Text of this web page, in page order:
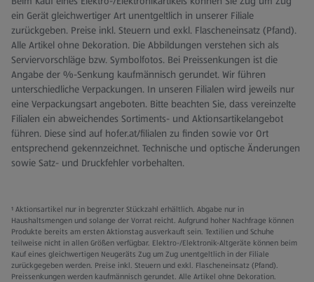
ein Gerät gleichwertiger Art unentgeltlich in unserer Filiale
zurückgeben. Preise inkl. Steuern und exkl. Flascheneinsatz (Pfand).
Alle Artikel ohne Dekoration. Die Abbildungen verstehen sich als
Serviervorschläge bzw. Symbolfotos. Bei Preissenkungen ist die
Angabe der %-Senkung kaufmännisch gerundet. Wir führen
unterschiedliche Verpackungen. In unseren Filialen wird jeweils nur
eine Verpackungsart angeboten. Bitte beachten Sie, dass vereinzelte
Filialen ein abweichendes Sortiments- und Aktionsartikelangebot
führen. Diese sind auf hofer.at/filialen zu finden sowie vor Ort
entsprechend gekennzeichnet. Technische und optische Änderungen
sowie Satz- und Druckfehler vorbehalten.
¹ Aktionsartikel nur in begrenzter Stückzahl erhältlich. Abgabe nur in
Haushaltsmengen und solange der Vorrat reicht. Aufgrund hoher Nachfrage können
Produkte bereits am ersten Aktionstag ausverkauft sein. Textilien und Schuhe
teilweise nicht in allen Größen verfügbar. Elektro-/Elektronik-Altgeräte können beim
Kauf eines gleichwertigen Neugeräts Zug um Zug unentgeltlich in der Filiale
zurückgegeben werden. Preise inkl. Steuern und exkl. Flascheneinsatz (Pfand).
Preissenkungen werden kaufmännisch gerundet. Alle Artikel ohne Dekoration.